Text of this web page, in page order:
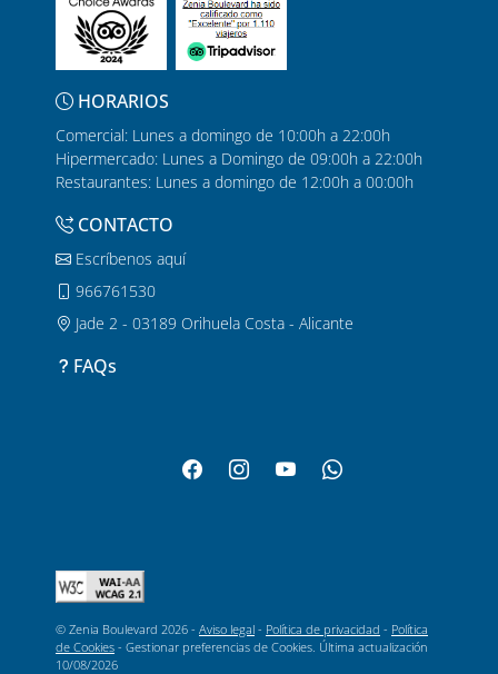
HORARIOS
Comercial: Lunes a domingo de 10:00h a 22:00h
Hipermercado: Lunes a Domingo de 09:00h a 22:00h
Restaurantes: Lunes a domingo de 12:00h a 00:00h
CONTACTO
Escríbenos aquí
966761530
Jade 2 - 03189 Orihuela Costa - Alicante
FAQs
© Zenia Boulevard 2026 - Aviso legal - Política de privacidad - Política
de Cookies - Gestionar preferencias de Cookies . Última actualización
10/08/2026